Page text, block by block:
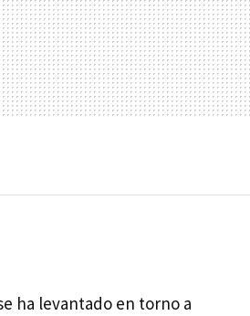
ha levantado en torno a